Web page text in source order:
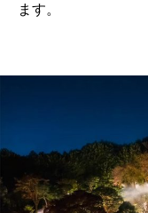
ます。